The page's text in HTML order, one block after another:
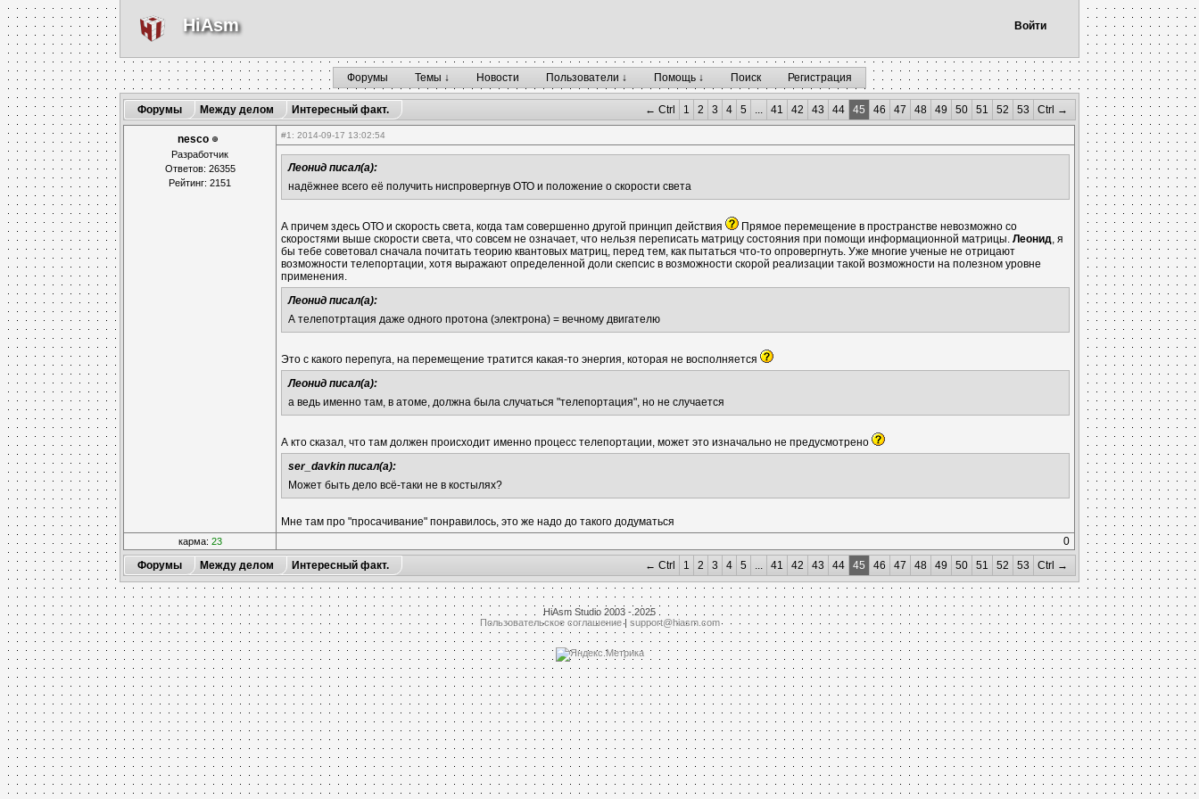
HiAsm Войти
Форумы Темы ↓ Новости Пользователи ↓ Помощь ↓ Поиск Регистрация
Форумы Между делом Интересный факт. ← Ctrl 1 2 3 4 5 ... 41 42 43 44 45 46 47 48 49 50 51 52 53 Ctrl →
nesco
Разработчик
Ответов: 26355
Рейтинг: 2151
#1 : 2014-09-17 13:02:54
Леонид писал(а):
надёжнее всего её получить ниспровергнув ОТО и положение о скорости света
А причем здесь ОТО и скорость света, когда там совершенно другой принцип действия
Прямое перемещение в пространстве невозможно со
скоростями выше скорости света, что совсем не означает, что нельзя переписать матрицу состояния при помощи информационной матрицы.Леонид, я
бы тебе советовал сначала почитать теорию квантовых матриц, перед тем, как пытаться что-то опровергнуть. Уже многие ученые не отрицают
возможности телепортации, хотя выражают определенной доли скепсис в возможности скорой реализации такой возможности на полезном уровне
применения.
Леонид писал(а):
А телепотртация даже одного протона (электрона) = вечному двигателю
Это с какого перепуга, на перемещение тратится какая-то энергия, которая не восполняется
Леонид писал(а):
а ведь именно там, в атоме, должна была случаться "телепортация", но не случается
А кто сказал, что там должен происходит именно процесс телепортации, может это изначально не предусмотрено
ser_davkin писал(а):
Может быть дело всё-таки не в костылях?
Мне там про "просачивание" понравилось, это же надо до такого додуматься
карма: 23
0
Форумы
Между делом Интересный факт. ← Ctrl 1 2 3 4 5 ... 41 42 43 44 45 46 47 48 49 50 51 52 53 Ctrl →
HiAsm Studio 2003 - 2025
Пользовательское соглашение| support@hiasm.com